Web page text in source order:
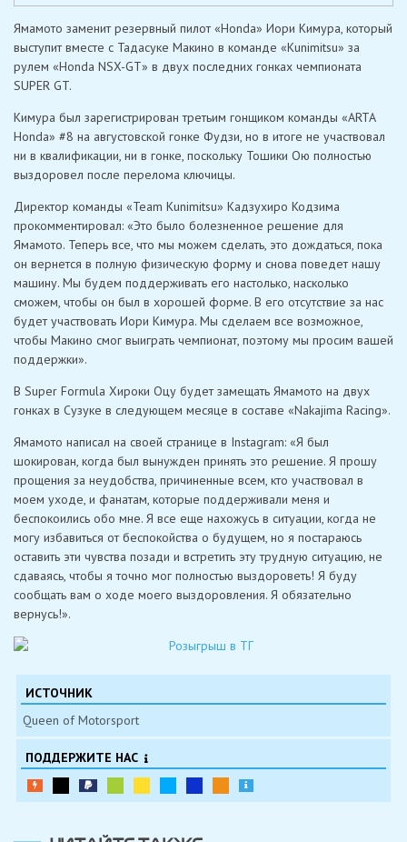
Ямамото заменит резервный пилот «Honda» Иори Кимура, который
выступит вместе с Тадасуке Макино в команде «Kunimitsu» за
рулем «Honda NSX-GT» в двух последних гонках чемпионата
SUPER GT.
Кимура был зарегистрирован третьим гонщиком команды «ARTA
Honda» #8 на августовской гонке Фудзи, но в итоге не участвовал
ни в квалификации, ни в гонке, поскольку Тошики Ою полностью
выздоровел после перелома ключицы.
Директор команды «Team Kunimitsu» Кадзухиро Кодзима
прокомментировал: «Это было болезненное решение для
Ямамото. Теперь все, что мы можем сделать, это дождаться, пока
он вернется в полную физическую форму и снова поведет нашу
машину. Мы будем поддерживать его настолько, насколько
сможем, чтобы он был в хорошей форме. В его отсутствие за нас
будет участвовать Иори Кимура. Мы сделаем все возможное,
чтобы Макино смог выиграть чемпионат, поэтому мы просим вашей
поддержки».
В Super Formula Хироки Оцу будет замещать Ямамото на двух
гонках в Сузуке в следующем месяце в составе «Nakajima Racing».
Ямамото написал на своей странице в Instagram: «Я был
шокирован, когда был вынужден принять это решение. Я прошу
прощения за неудобства, причиненные всем, кто участвовал в
моем уходе, и фанатам, которые поддерживали меня и
беспокоились обо мне. Я все еще нахожусь в ситуации, когда не
могу избавиться от беспокойства о будущем, но я постараюсь
оставить эти чувства позади и встретить эту трудную ситуацию, не
сдаваясь, чтобы я точно мог полностью выздороветь! Я буду
сообщать вам о ходе моего выздоровления. Я обязательно
вернусь!».
ИСТОЧНИК
Queen of Motorsport
ПОДДЕРЖИТЕ НАС